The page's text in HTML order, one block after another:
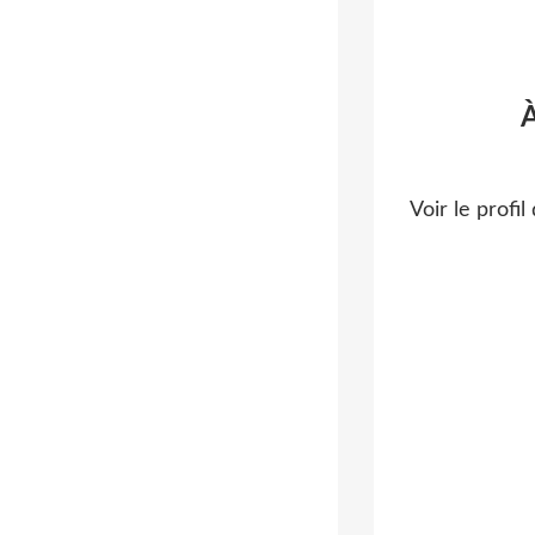
Voir le profil